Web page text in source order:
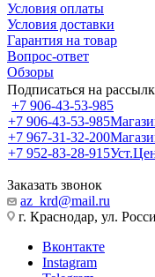
Условия оплаты
Условия доставки
Гарантия на товар
Вопрос-ответ
Обзоры
Подписаться на
+7 906-43-53-985
+7 906-43-53-985
+7 967-31-32-200
+7 952-83-28-915
Заказать звонок
az_krd@mail.ru
г. Краснодар, ул.
Вконтакте
Instagram